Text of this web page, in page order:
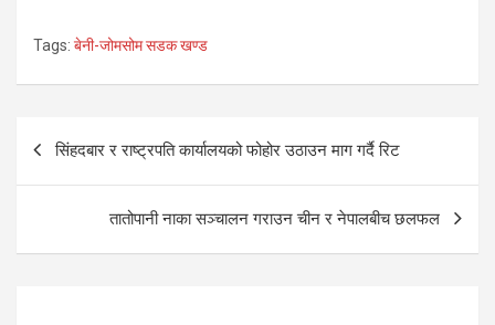
Tags: बेनी-जोमसोम सडक खण्ड
Post
navigation
सिंहदबार र राष्ट्रपति कार्यालयको फोहोर उठाउन माग गर्दै रिट
तातोपानी नाका सञ्चालन गराउन चीन र नेपालबीच छलफल